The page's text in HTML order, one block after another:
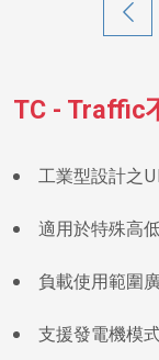
TC - Traffic
工業型設計之
適用於特殊高
負載使用範圍
支援發電機模